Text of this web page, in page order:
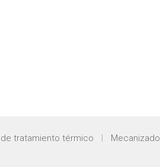
tratamiento térmico
Mecanizado